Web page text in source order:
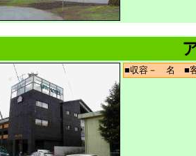
■収容－ 名 ■